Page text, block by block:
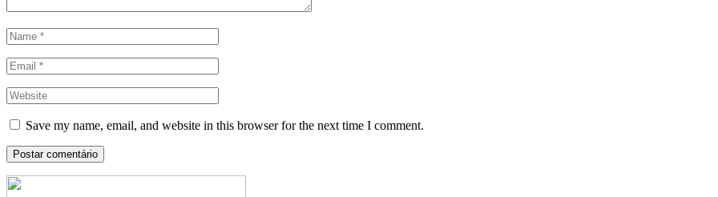
Save my name, email, and website in this browser for the next time I comment.